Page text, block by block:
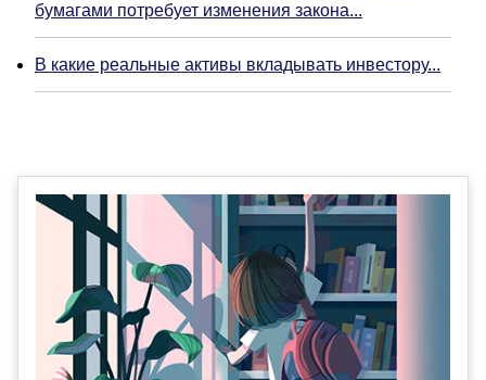
бумагами потребует изменения закона...
В какие реальные активы вкладывать инвестору...